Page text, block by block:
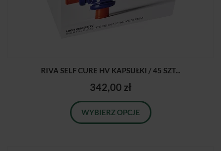
RIVA SELF CURE HV KAPSUŁKI / 45 SZT...
342,00 zł
WYBIERZ OPCJE